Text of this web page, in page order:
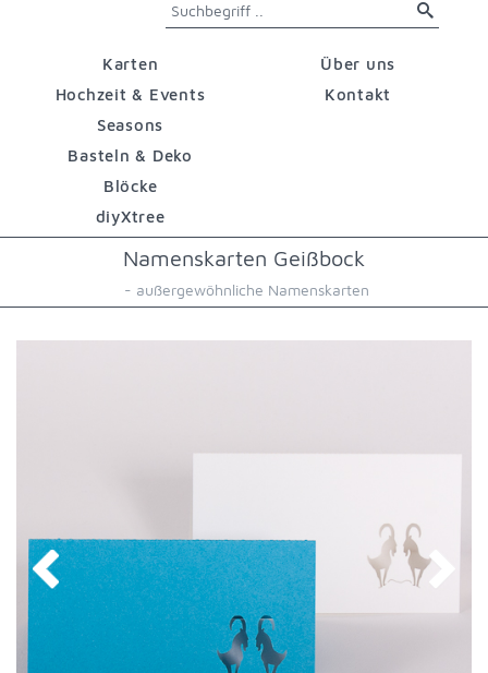
Karten
Hochzeit & Events
Seasons
Basteln & Deko
Blöcke
diyXtree
Über uns
Kontakt
Namenskarten Geißbock
- außergewöhnliche Namenskarten